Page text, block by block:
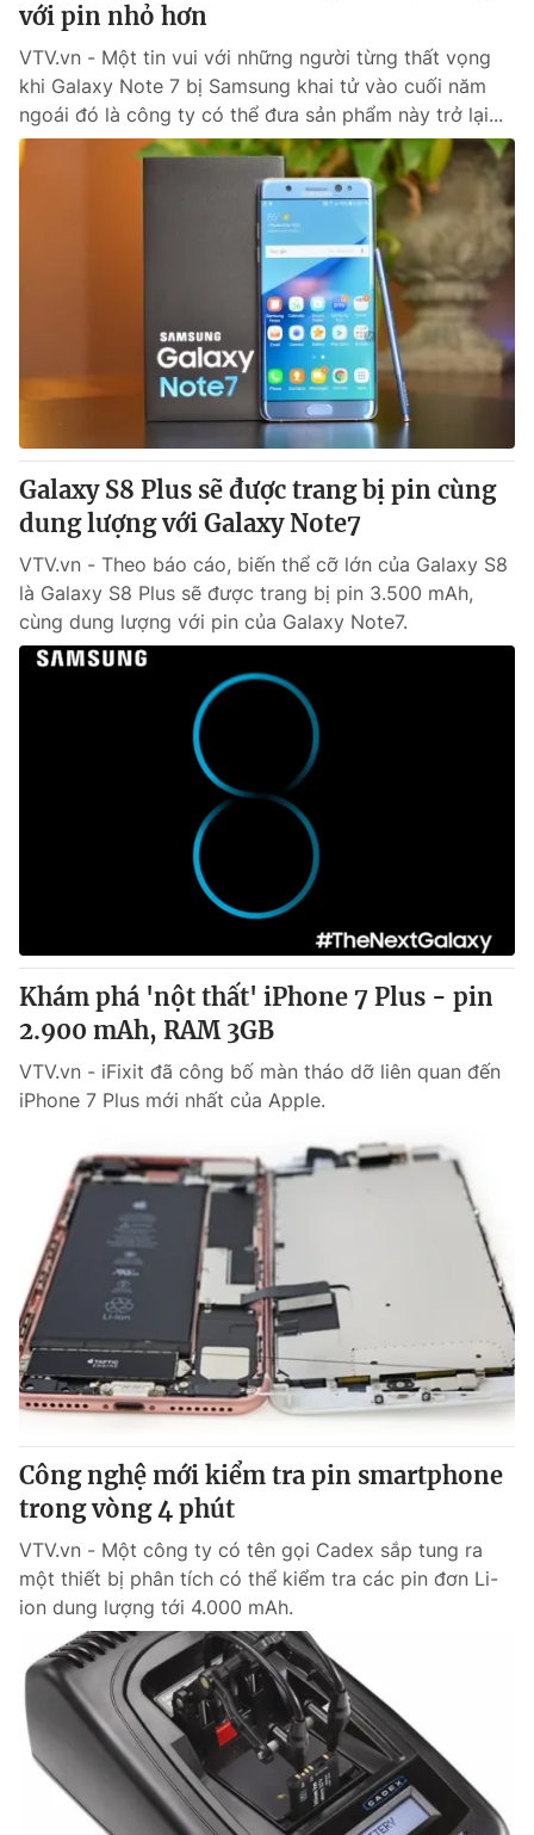
với pin nhỏ hơn
VTV.vn - Một tin vui với những người từng thất vọng
khi Galaxy Note 7 bị Samsung khai tử vào cuối năm
ngoái đó là công ty có thể đưa sản phẩm này trở lại...
Galaxy S8 Plus sẽ được trang bị pin cùng
dung lượng với Galaxy Note7
VTV.vn - Theo báo cáo, biến thể cỡ lớn của Galaxy S8
là Galaxy S8 Plus sẽ được trang bị pin 3.500 mAh,
cùng dung lượng với pin của Galaxy Note7.
Khám phá 'nột thất' iPhone 7 Plus - pin
2.900 mAh, RAM 3GB
VTV.vn - iFixit đã công bố màn tháo dỡ liên quan đến
iPhone 7 Plus mới nhất của Apple.
Công nghệ mới kiểm tra pin smartphone
trong vòng 4 phút
VTV.vn - Một công ty có tên gọi Cadex sắp tung ra
một thiết bị phân tích có thể kiểm tra các pin đơn Li-
ion dung lượng tới 4.000 mAh.